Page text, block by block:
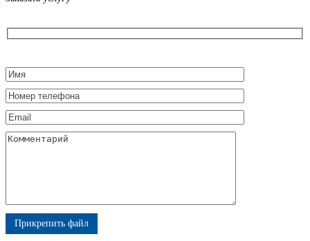
Прикрепить файл